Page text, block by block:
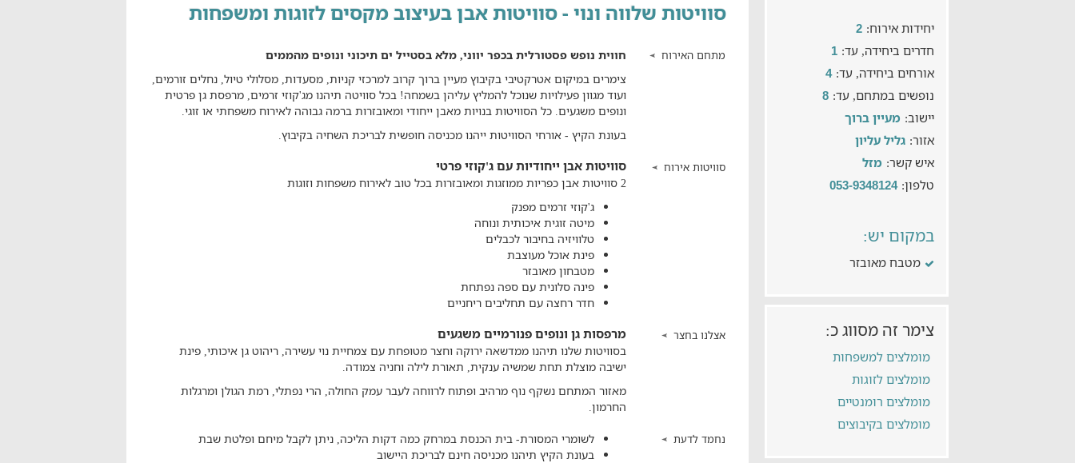
יחידות אירוח: 2
חדרים ביחידה, עד: 1
אורחים ביחידה, עד: 4
נופשים במתחם, עד: 8
יישוב: מעיין ברוך
אזור: גליל עליון
איש קשר: מזל
טלפון: 053-9348124
במקום יש:
מטבח מאובזר
צימר זה מסווג כ:
מומלצים למשפחות
מומלצים לזוגות
מומלצים רומנטיים
מומלצים בקיבוצים
סוויטות שלווה ונוי - סוויטות אבן בעיצוב מקסים לזוגות ומשפחות
מתחם האירוח
חווית נופש פסטורלית בכפר יווני, מלא בסטייל ים תיכוני ונופים מהממים
צימרים במיקום אטרקטיבי בקיבוץ מעיין ברוך קרוב למרכזי קניות, מסעדות, מסלולי טיול, נחלים זורמים,
ועוד מגוון פעילויות שנוכל להמליץ עליהן בשמחה! בכל סוויטה תיהנו מג'קוזי זרמים, מרפסת גן פרטית
ונופים משגעים. כל הסוויטות בנויות מאבן ייחודי ומאובזרות ברמה גבוהה לאירוח משפחתי או זוגי.
בעונת הקיץ - אורחי הסוויטות ייהנו מכניסה חופשית לבריכת השחיה בקיבוץ.
סוויטות אירוח סוויטות אבן ייחודיות עם ג'קוזי פרטי
2 סוויטות אבן כפריות ממוזגות ומאובזרות בכל טוב לאירוח משפחות וזוגות
ג'קוזי זרמים מפנק
מיטה זוגית איכותית ונוחה
טלוויזיה בחיבור לכבלים
פינת אוכל מעוצבת
מטבחון מאובזר
פינה סלונית עם ספה נפתחת
חדר רחצה עם תחליבים ריחניים
אצלנו בחצר מרפסות גן ונופים פנורמיים משגעים
בסוויטות שלנו תיהנו ממדשאה ירוקה וחצר מטופחת עם צמחיית נוי עשירה, ריהוט גן איכותי, פינת
ישיבה מוצלת תחת שמשיה ענקית, תאורת לילה וחניה צמודה.
מאזור המתחם נשקף נוף מרהיב ופתוח לרווחה לעבר עמק החולה, הרי נפתלי, רמת הגולן ומרגלות
החרמון.
נחמד לדעת
לשומרי המסורת- בית הכנסת במרחק כמה דקות הליכה, ניתן לקבל מיחם ופלטת שבת
בעונת הקיץ תיהנו מכניסה חינם לבריכת היישוב